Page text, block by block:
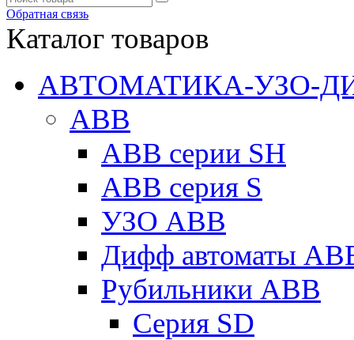
Обратная связь
Каталог товаров
АВТОМАТИКА-УЗО-
ABB
ABB серии SH
ABB серия S
УЗО ABB
Дифф автоматы
Рубильники ABB
Серия SD